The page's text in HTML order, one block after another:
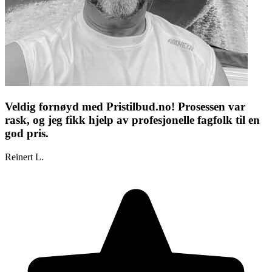
Veldig fornøyd med Pristilbud.no! Prosessen var
rask, og jeg fikk hjelp av profesjonelle fagfolk til en
god pris.
Reinert L.